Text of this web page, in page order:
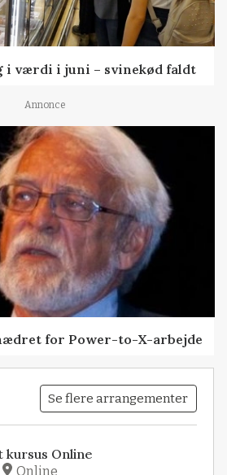
i værdi i juni – svinekød faldt
Annonce
for Power-to-X-arbejde
Se flere arrangementer